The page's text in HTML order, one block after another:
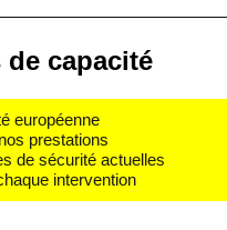
capacité
européenne
prestations
de sécurité actuelles
intervention